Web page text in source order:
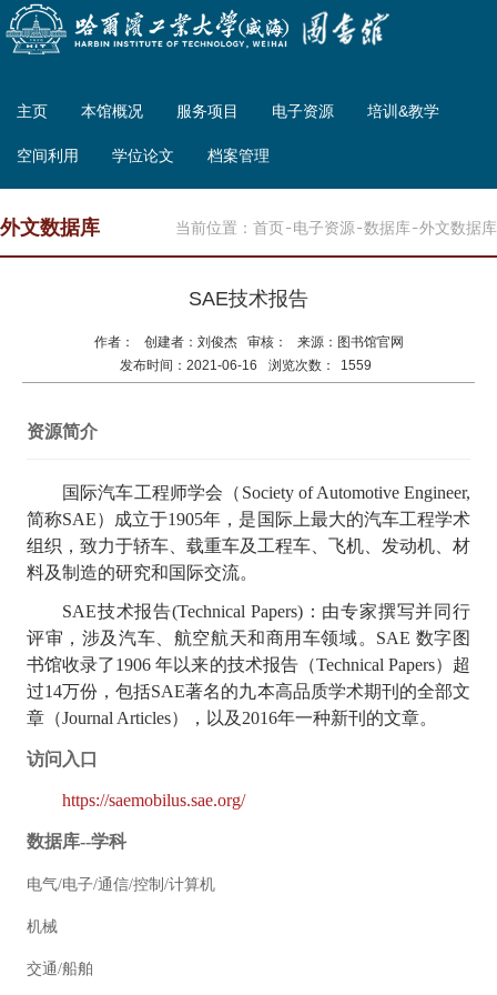
主页 本馆概况 服务项目 电子资源 培训&教学
空间利用 学位论文 档案管理
外文数据库 当前位置： 首页 电子资源 数据库 外文数据库
SAE技术报告
作者： 创建者：刘俊杰 审核： 来源：图书馆官网
发布时间：2021-06-16
浏览次数： 1559
资源简介
国际汽车工程师学会（Society of Automotive Engineer,
简称SAE）成立于1905年，是国际上最大的汽车工程学术
组织，致力于轿车、载重车及工程车、飞机、发动机、材
料及制造的研究和国际交流。
SAE技术报告(Technical Papers)：由专家撰写并同行
评审，涉及汽车、航空航天和商用车领域。SAE 数字图
书馆收录了1906 年以来的技术报告（Technical Papers）超
过14万份，包括SAE著名的九本高品质学术期刊的全部文
章（Journal Articles），以及2016年一种新刊的文章。
访问入口
https://saemobilus.sae.org/
数据库--学科
电气/电子/通信/控制/计算机
机械
交通/船舶